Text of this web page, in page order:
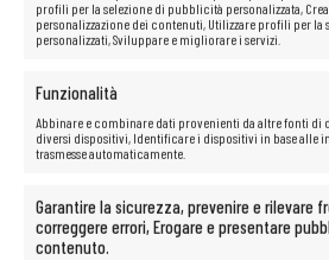
profili per la selezione di pubblicità personalizzata,
personalizzazione dei contenuti, Utilizzare profili per la
personalizzati, Sviluppare e migliorare i servizi.
Funzionalità
Abbinare e combinare dati provenienti da altre fonti di
diversi dispositivi, Identificare i dispositivi in base alle
trasmesse automaticamente.
Garantire la sicurezza, prevenire e rilevare
correggere errori, Erogare e presentare
contenuto.
L’SSD (Solid State Drive)è una soluzione
computer. Velocità e affidabilità sono solo
questo supporto dati a semiconduttori. Grazie
brevi, funzionamento silenzioso e elevata
Sono la soluzione ideale per chi ha bisogno
per il lavoro o l’intrattenimento.